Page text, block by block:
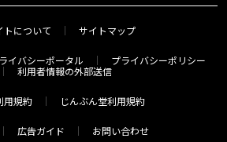
トについて サイトマップ
イバシーポータル
プライバシーポリシー
利用者情報の外部送信
用規約 じんぶん堂利用規約
広告ガイド お問い合わせ